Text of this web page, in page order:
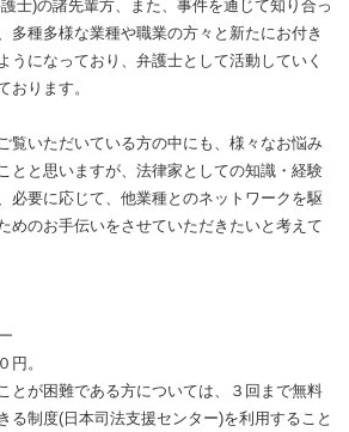
士)の諸先輩方、また、事件を通じて知り合っ
多種多様な業種や職業の方々と新たにお付き
うになっており、弁護士として活動していく
おります。
覧いただいている方の中にも、様々なお悩み
とと思いますが、法律家としての知識・経験
必要に応じて、他業種とのネットワークを駆
めのお手伝いをさせていただきたいと考えて
円。
とが困難である方については、３回まで無料
る制度(日本司法支援センター)を利用すること